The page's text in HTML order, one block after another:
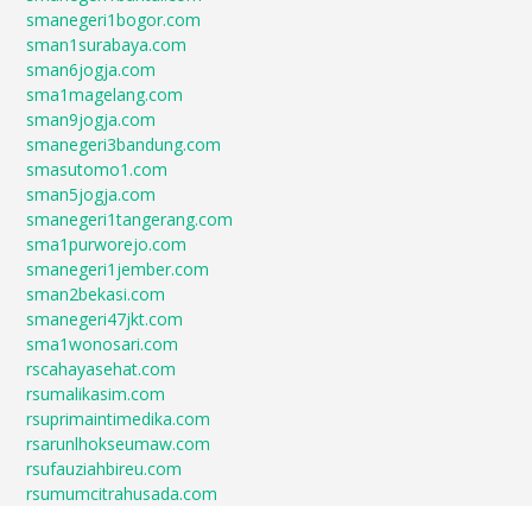
smanegeri1bogor.com
sman1surabaya.com
sman6jogja.com
sma1magelang.com
sman9jogja.com
smanegeri3bandung.com
smasutomo1.com
sman5jogja.com
smanegeri1tangerang.com
sma1purworejo.com
smanegeri1jember.com
sman2bekasi.com
smanegeri47jkt.com
sma1wonosari.com
rscahayasehat.com
rsumalikasim.com
rsuprimaintimedika.com
rsarunlhokseumaw.com
rsufauziahbireu.com
rsumumcitrahusada.com